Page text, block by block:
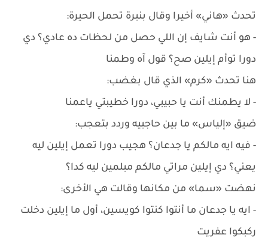
تحدث «هاني» أخيرا وقال بنبرة تحمل الحيرة:
- هو أنت شايف إن اللي حصل من لحظات ده عادي؟ دي
دورا توأم إيلين صح؟ قول آه وطمنا
هنا تحدث «كرم» الذي قال بغضب:
- لا يطمنك أنت يا حبيبي، دورا خطيبتي ياعمنا
ضيق «إلياس» ما بين حاجبيه وردد بتعجب:
- فيه ايه مالكم يا جدعان؟ هجيب دورا تعمل إيلين ليه
يعني؟ دي إيلين مراتي مالكم مبلمين ليه كدا؟
نهضت «سما» من مكانها وقالت هي الأخرى:
- ايه يا جدعان ما أنتوا كنتوا كويسين، أول ما إيلين دخلت
ركبكوا عفريت